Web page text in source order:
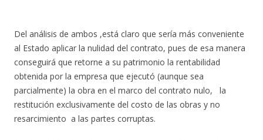
Del análisis de ambos ,está claro que sería más conveniente
al Estado aplicar la nulidad del contrato, pues de esa manera
conseguirá que retorne a su patrimonio la rentabilidad
obtenida por la empresa que ejecutó (aunque sea
parcialmente) la obra en el marco del contrato nulo, la
restitución exclusivamente del costo de las obras y no
resarcimiento a las partes corruptas.